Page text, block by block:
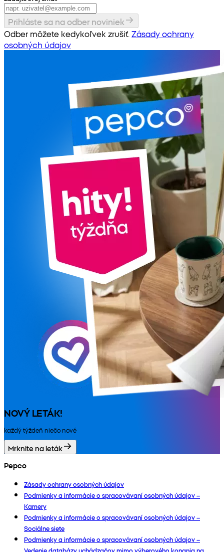
Prihláste sa na odber noviniek
Odber môžete kedykoľvek zrušiť. Zásady ochrany
osobných údajov
NOVÝ LETÁK!
každý týždeň niečo nové
Mrknite na leták
Pepco
Zásady ochrany osobných údajov
Podmienky a informácie o spracovávaní osobných údajov –
Kamery
Podmienky a informácie o spracovávaní osobných údajov –
Sociálne siete
Podmienky a informácie o spracovávaní osobných údajov –
Vedenie databázy uchádzačov mimo výberového konania na